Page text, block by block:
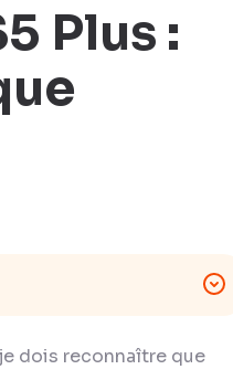
Plus :
dois reconnaître que